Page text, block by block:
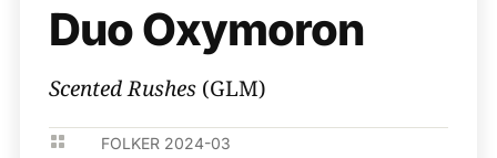
Duo Oxymoron
Scented Rushes (GLM)
 FOLKER 2024-03